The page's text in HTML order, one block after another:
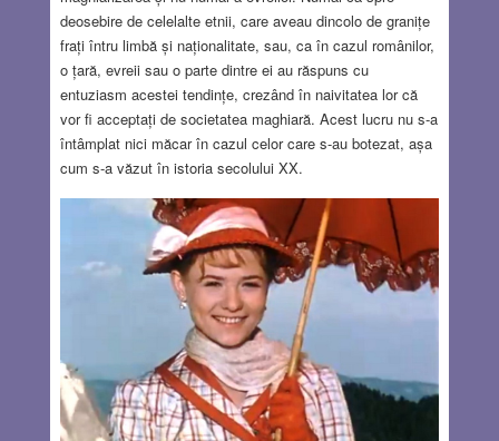
deosebire de celelalte etnii, care aveau dincolo de granițe
frați întru limbă și naționalitate, sau, ca în cazul românilor,
o țară, evreii sau o parte dintre ei au răspuns cu
entuziasm acestei tendințe, crezând în naivitatea lor că
vor fi acceptați de societatea maghiară. Acest lucru nu s-a
întâmplat nici măcar în cazul celor care s-au botezat, așa
cum s-a văzut în istoria secolului XX.